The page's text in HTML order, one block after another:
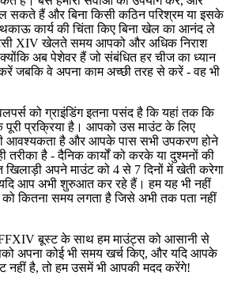
सकते हैं और बिना किसी कठिन परिश्रम या इसके
कार्य की चिंता किए बिना खेल का आनंद ले
XIV खेलते समय आपको और अधिक निराश
अब पेशेवर हैं जो संबंधित हर चीज का ध्यान
जबकि वे अपना काम अच्छी तरह से करें - वह भी
को ग्राइंडिंग इतना पसंद है कि यहां तक कि
पूरी प्रक्रिया है। आपको उस माउंट के लिए
आवश्यकता है और आपके पास सभी उपकरण होने
तरीका है - दैनिक कार्यों को करके या दुश्मनों की
अपने माउंट को 4 से 7 दिनों में खेती करेगा
यदि आप अभी शुरुआत कर रहे हैं। हम यह भी नहीं
को कितना समय लगता है जिसे अभी तक पता नहीं
बूस्ट के साथ हम माउंट्स को आसानी से
अपना कोई भी समय खर्च किए, और यदि आपके
नहीं है, तो हम उसमें भी आपकी मदद करेंगे!